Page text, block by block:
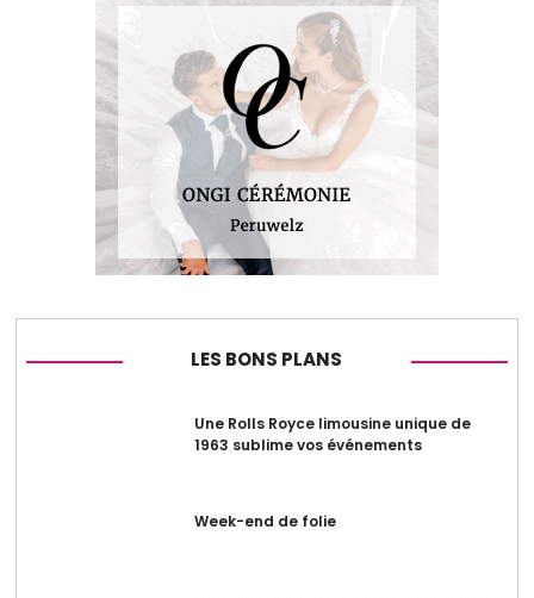
LES BONS PLANS
Une Rolls Royce limousine unique de
1963 sublime vos événements
Week-end de folie